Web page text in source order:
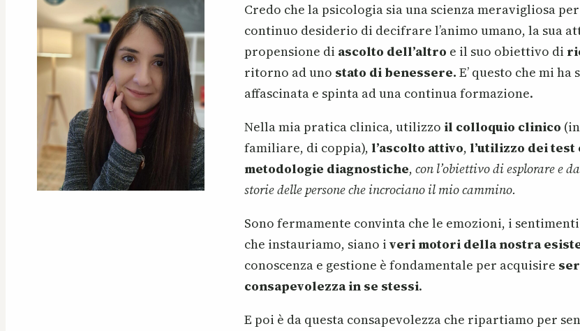
Credo che la psicologia sia una scienza meravigliosa
continuo desiderio di decifrare l’animo umano, la sua
propensione di ascolto dell’altro e il suo obiettivo di
ritorno ad uno stato di benessere. E’ questo che mi ha
affascinata e spinta ad una continua formazione.
Nella mia pratica clinica, utilizzo il colloquio clinico
familiare, di coppia),l’ascolto attivo, l’utilizzo dei
metodologie diagnostiche,con l’obiettivo di esplorare e
storie delle persone che incrociano il mio cammino.
Sono fermamente convinta che le emozioni, i
che instauriamo, siano iveri motori della nostra
conoscenza e gestione è fondamentale per acquisire
consapevolezza in se stessi.
E poi è da questa consapevolezza che ripartiamo per